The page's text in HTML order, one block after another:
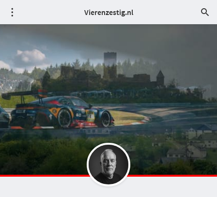
Vierenzestig.nl